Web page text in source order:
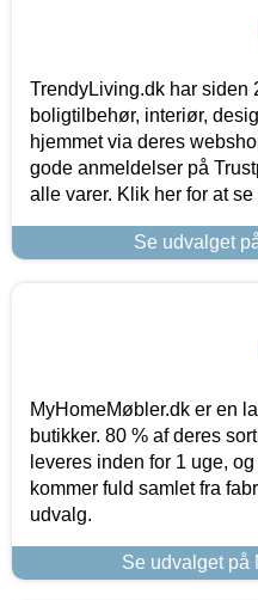
TrendyLiving.dk har siden
boligtilbehør, interiør,
hjemmet via deres
gode anmeldelser på
alle varer. Klik her for at
Se udvalget
MyHomeMøbler.dk er en
butikker. 80 % af deres
leveres inden for 1 uge,
kommer fuld samlet fra
udvalg.
Se udvalget på